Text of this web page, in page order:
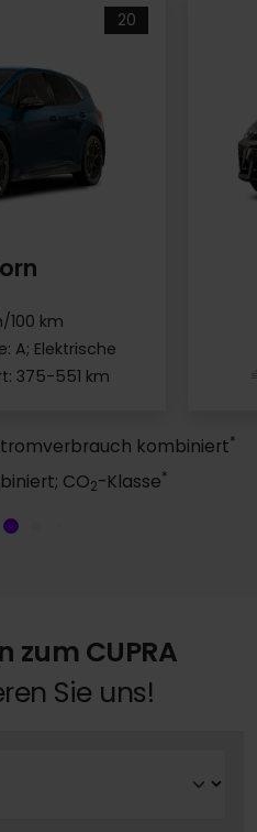
20
100 km
A; Elektrische
375-551 km
kombiniert*
CO2-Klasse*
zum CUPRA
Sie uns!